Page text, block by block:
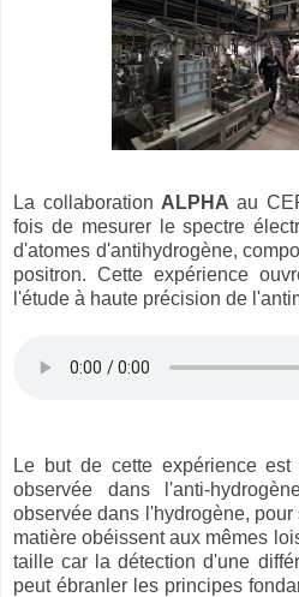
La collaboration ALPHA au
fois de mesurer le spectre
d'atomes d'antihydrogène,
positron. Cette expérience
l'étude à haute précision de
Le but de cette expérience
observée dans l'anti-
observée dans l'hydrogène,
matière obéissent aux mêmes
taille car la détection d'une
peut ébranler les principes